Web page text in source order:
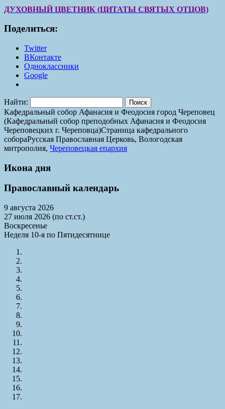
ДУХОВНЫЙ ЦВЕТНИК (ЦИТАТЫ СВЯТЫХ ОТЦОВ)
Поделиться:
Twitter
ВКонтакте
Одноклассники
Google
Найти:
Кафедральный собор Афанасия и Феодосия город Череповец
(Кафедральный собор преподобных Афанасия и Феодосия
Череповецких г. Череповца)Страница кафедрального
собораРусская Православная Церковь, Вологодская
митрополия, Череповецкая епархия
Икона дня
Православный календарь
9 августа 2026
27 июля 2026 (по ст.ст.)
Воскресенье
Неделя 10-я по Пятидесятнице